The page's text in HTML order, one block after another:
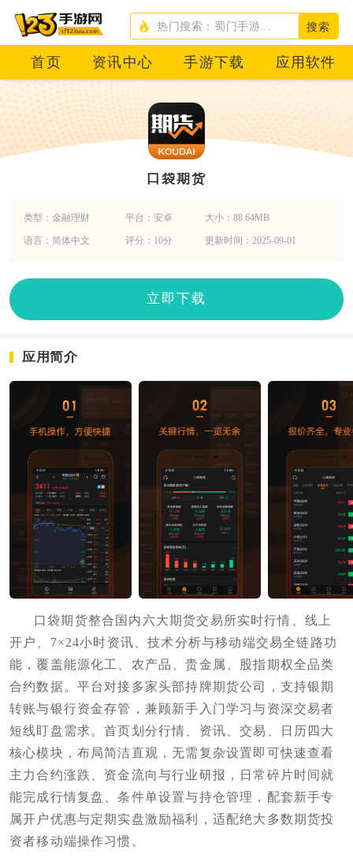
搜索
首页 资讯中心 手游下载 应用软件
口袋期货
类型：金融理财 平台：安卓 大小：88.64MB
语言：简体中文 评分：10分 更新时间：2025-09-01
立即下载
应用简介
口袋期货整合国内六大期货交易所实时行情、线上
开户、7×24小时资讯、技术分析与移动端交易全链路功
能，覆盖能源化工、农产品、贵金属、股指期权全品类
合约数据。平台对接多家头部持牌期货公司，支持银期
转账与银行资金存管，兼顾新手入门学习与资深交易者
短线盯盘需求。首页划分行情、资讯、交易、日历四大
核心模块，布局简洁直观，无需复杂设置即可快速查看
主力合约涨跌、资金流向与行业研报，日常碎片时间就
能完成行情复盘、条件单设置与持仓管理，配套新手专
属开户优惠与定期实盘激励福利，适配绝大多数期货投
资者移动端操作习惯。